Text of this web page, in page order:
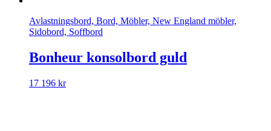
Avlastningsbord, Bord, Möbler, New England möbler,
Sidobord, Soffbord
Bonheur konsolbord guld
17 196 kr